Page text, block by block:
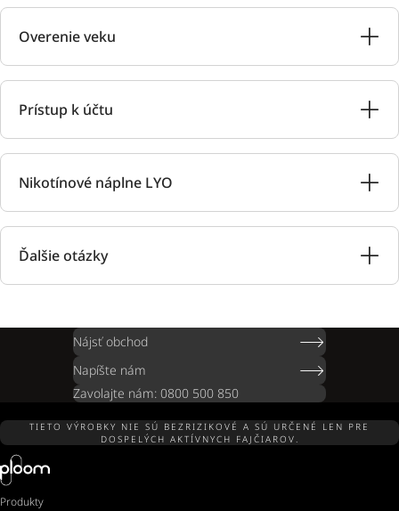
Overenie veku
Prístup k účtu
Nikotínové náplne LYO
Ďalšie otázky
Nájsť obchod
Napíšte nám
Zavolajte nám: 0800 500 850
TIETO VÝROBKY NIE SÚ BEZRIZIKOVÉ A SÚ URČENÉ LEN PRE
DOSPELÝCH AKTÍVNYCH FAJČIAROV.
Produkty